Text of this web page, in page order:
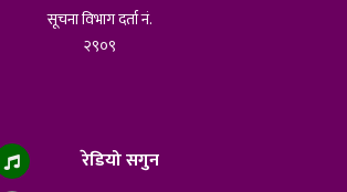
सूचना विभाग दर्ता नं.
२९०९
रेडियो सगुन